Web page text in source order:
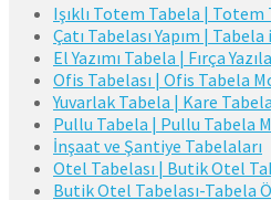
Işıklı Totem Tabela | Totem
Çatı Tabelası Yapım |
El Yazımı Tabela | Fırça
Ofis Tabelası | Ofis Tabela
Yuvarlak Tabela | Kare
Pullu Tabela | Pullu Tabela
İnşaat ve Şantiye Tabelaları
Otel Tabelası | Butik Otel
Butik Otel Tabelası-Tabela